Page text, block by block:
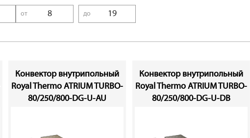
Конвектор внутрипольный
Royal Thermo ATRIUM TURBO-
80/250/800-DG-U-AU
Конвектор внутрипольный
Royal Thermo ATRIUM TURBO-
80/250/800-DG-U-DB